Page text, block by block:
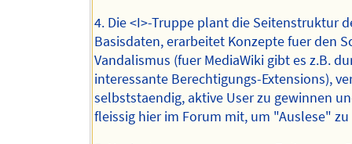
4. Die <I>-Truppe plant die Seitenstruktur
Basisdaten, erarbeitet Konzepte fuer den
Vandalismus (fuer MediaWiki gibt es z.B.
interessante Berechtigungs-Extensions),
selbststaendig, aktive User zu gewinnen
fleissig hier im Forum mit, um "Auslese"